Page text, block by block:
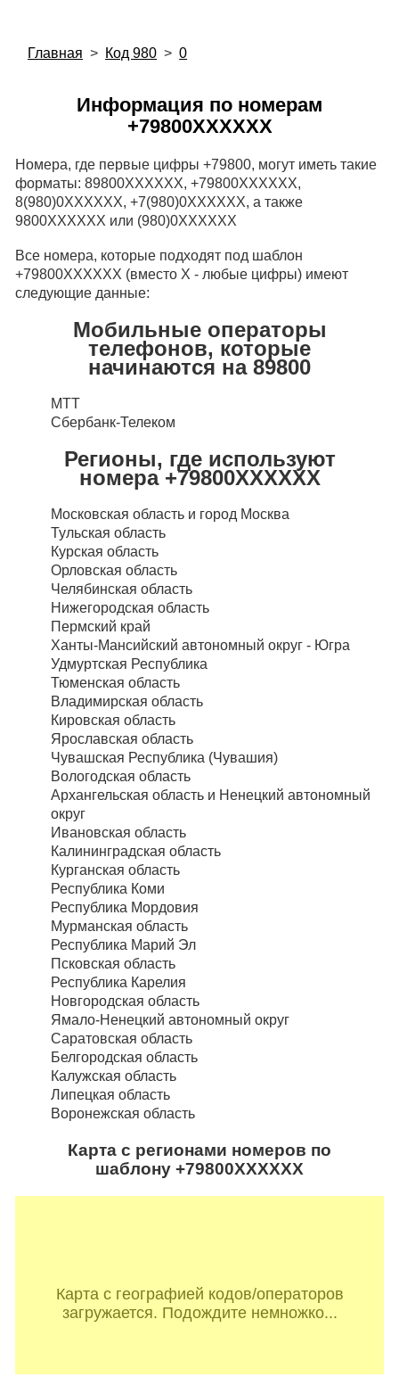
Главная > Код 980 > 0
Информация по номерам
+79800XXXXXX
Номера, где первые цифры +79800, могут иметь такие
форматы: 89800XXXXXX, +79800XXXXXX,
8(980)0XXXXXX, +7(980)0XXXXXX, а также
9800XXXXXX или (980)0XXXXXX
Все номера, которые подходят под шаблон
+79800XXXXXX (вместо X - любые цифры) имеют
следующие данные:
Мобильные операторы
телефонов, которые
начинаются на 89800
МТТ
Сбербанк-Телеком
Регионы, где используют
номера +79800XXXXXX
Московская область и город Москва
Тульская область
Курская область
Орловская область
Челябинская область
Нижегородская область
Пермский край
Ханты-Мансийский автономный округ - Югра
Удмуртская Республика
Тюменская область
Владимирская область
Кировская область
Ярославская область
Чувашская Республика (Чувашия)
Вологодская область
Архангельская область и Ненецкий автономный
округ
Ивановская область
Калининградская область
Курганская область
Республика Коми
Республика Мордовия
Мурманская область
Республика Марий Эл
Псковская область
Республика Карелия
Новгородская область
Ямало-Ненецкий автономный округ
Саратовская область
Белгородская область
Калужская область
Липецкая область
Воронежская область
Карта с регионами номеров по
шаблону +79800XXXXXX
Карта с географией кодов/операторов
загружается. Подождите немножко...